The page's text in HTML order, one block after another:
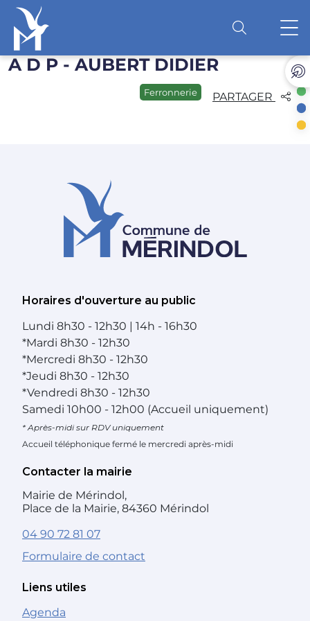
Accéder au contenu
A D P - AUBERT DIDIER
Ferronnerie PARTAGER
Horaires d'ouverture au public
Lundi 8h30 - 12h30 | 14h - 16h30
*Mardi 8h30 - 12h30
*Mercredi 8h30 - 12h30
*Jeudi 8h30 - 12h30
*Vendredi 8h30 - 12h30
Samedi 10h00 - 12h00 (Accueil uniquement)
* Après-midi sur RDV uniquement
Accueil téléphonique fermé le mercredi après-midi
Contacter la mairie
Mairie de Mérindol,
Place de la Mairie, 84360 Mérindol
04 90 72 81 07
Formulaire de contact
Liens utiles
Agenda